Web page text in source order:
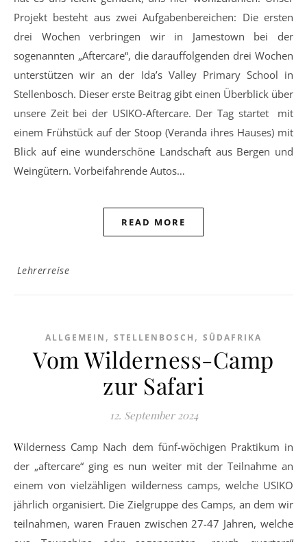
Projekt besteht aus zwei Aufgabenbereichen: Die ersten
drei Wochen verbringen wir in Jamestown bei der
sogenannten „Aftercare“, die darauffolgenden drei Wochen
unterstützen wir an der Ida’s Valley Primary School in
Stellenbosch. Dieser erste Beitrag gibt einen Überblick über
unsere Zeit bei der USIKO-Aftercare. Der Tag startet mit
einem Frühstück auf der Stoop (Veranda ihres Hauses) mit
Blick auf eine wunderschöne Landschaft aus Bergen und
Weingütern. Vorbeifahrende Autos…
READ MORE
Lehrerreise
ALLGEMEIN , STELLENBOSCH , SÜDAFRIKA
Vom Wilderness-Camp
zur Safari
12. September 2024
Wilderness Camp Nach dem fünf-wöchigen Praktikum in
der „aftercare“ ging es nun weiter mit der Teilnahme an
einem von vielzähligen wilderness camps, welche USIKO
jährlich organisiert. Die Zielgruppe des Camps, an dem wir
teilnahmen, waren Frauen zwischen 27-47 Jahren, welche